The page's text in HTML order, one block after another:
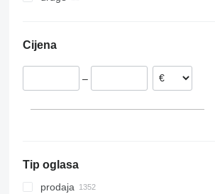
320
321
329
330
ZX230
ZX240
ZX330
ZX350
Belgija
Ujedinjeno Kraljevstvo
Malezija
Ujedinjeni Arapski Emirati
Papua Nova Gvineja
Džibuti
Cijena
–
Tip oglasa
prodaja